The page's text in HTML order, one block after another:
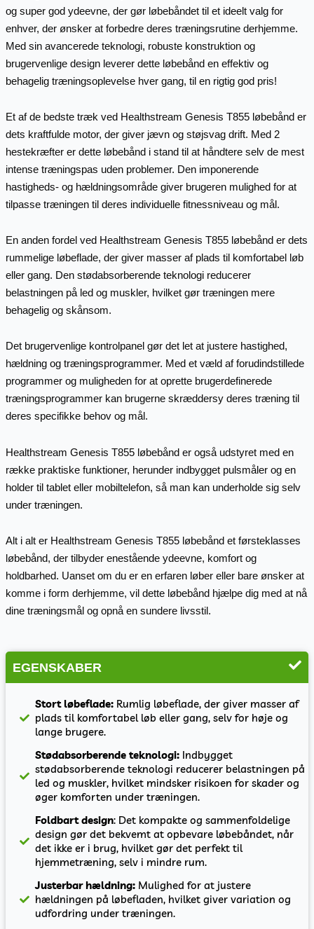
og super god ydeevne, der gør løbebåndet til et ideelt valg for
enhver, der ønsker at forbedre deres træningsrutine derhjemme.
Med sin avancerede teknologi, robuste konstruktion og
brugervenlige design leverer dette løbebånd en effektiv og
behagelig træningsoplevelse hver gang, til en rigtig god pris!
Et af de bedste træk ved Healthstream Genesis T855 løbebånd er
dets kraftfulde motor, der giver jævn og støjsvag drift. Med 2
hestekræfter er dette løbebånd i stand til at håndtere selv de mest
intense træningspas uden problemer. Den imponerende
hastigheds- og hældningsområde giver brugeren mulighed for at
tilpasse træningen til deres individuelle fitnessniveau og mål.
En anden fordel ved Healthstream Genesis T855 løbebånd er dets
rummelige løbeflade, der giver masser af plads til komfortabel løb
eller gang. Den stødabsorberende teknologi reducerer
belastningen på led og muskler, hvilket gør træningen mere
behagelig og skånsom.
Det brugervenlige kontrolpanel gør det let at justere hastighed,
hældning og træningsprogrammer. Med et væld af forudindstillede
programmer og muligheden for at oprette brugerdefinerede
træningsprogrammer kan brugerne skræddersy deres træning til
deres specifikke behov og mål.
Healthstream Genesis T855 løbebånd er også udstyret med en
række praktiske funktioner, herunder indbygget pulsmåler og en
holder til tablet eller mobiltelefon, så man kan underholde sig selv
under træningen.
Alt i alt er Healthstream Genesis T855 løbebånd et førsteklasses
løbebånd, der tilbyder enestående ydeevne, komfort og
holdbarhed. Uanset om du er en erfaren løber eller bare ønsker at
komme i form derhjemme, vil dette løbebånd hjælpe dig med at nå
dine træningsmål og opnå en sundere livsstil.
EGENSKABER
Stort løbeflade: Rumlig løbeflade, der giver masser af
plads til komfortabel løb eller gang, selv for høje og
lange brugere.
Stødabsorberende teknologi: Indbygget
stødabsorberende teknologi reducerer belastningen på
led og muskler, hvilket mindsker risikoen for skader og
øger komforten under træningen.
Foldbart design: Det kompakte og sammenfoldelige
design gør det bekvemt at opbevare løbebåndet, når
det ikke er i brug, hvilket gør det perfekt til
hjemmetræning, selv i mindre rum.
Justerbar hældning: Mulighed for at justere
hældningen på løbefladen, hvilket giver variation og
udfordring under træningen.